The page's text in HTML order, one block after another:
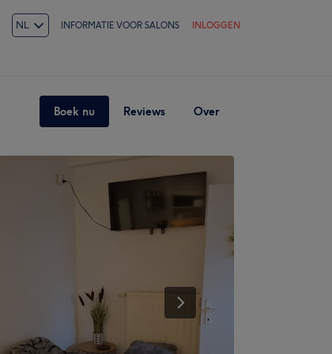
NL INFORMATIE VOOR SALONS INLOGGEN
Boek nu Reviews Over